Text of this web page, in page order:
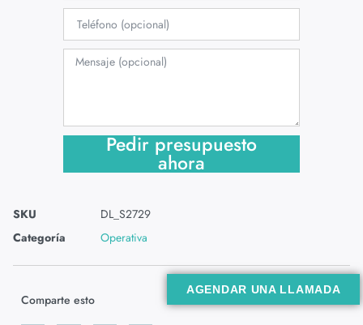
AGENDAR UNA LLAMADA
Pedir presupuesto
ahora
SKU
DL_S2729
Categoría
Operativa
Comparte esto